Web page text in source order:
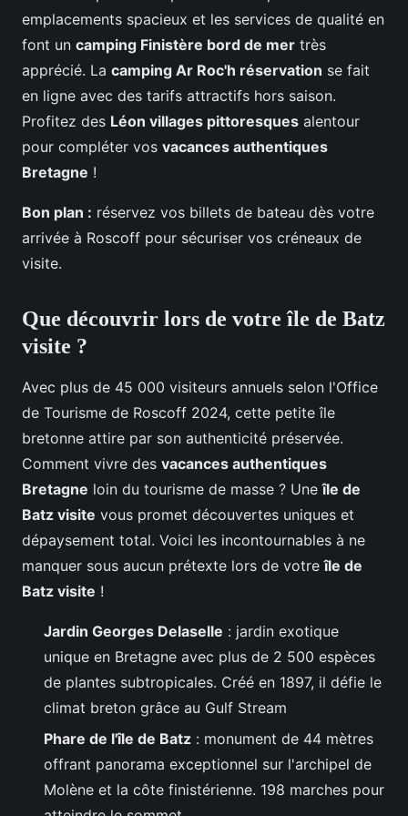
emplacements spacieux et les services de qualité en
font un camping Finistère bord de mer très
apprécié. La camping Ar Roc'h réservation se fait
en ligne avec des tarifs attractifs hors saison.
Profitez des Léon villages pittoresques alentour
pour compléter vos vacances authentiques
Bretagne !
Bon plan : réservez vos billets de bateau dès votre
arrivée à Roscoff pour sécuriser vos créneaux de
visite.
Que découvrir lors de votre île de Batz
visite ?
Avec plus de 45 000 visiteurs annuels selon l'Office
de Tourisme de Roscoff 2024, cette petite île
bretonne attire par son authenticité préservée.
Comment vivre des vacances authentiques
Bretagne loin du tourisme de masse ? Uneîle de
Batz visite vous promet découvertes uniques et
dépaysement total. Voici les incontournables à ne
manquer sous aucun prétexte lors de votreîle de
Batz visite !
Jardin Georges Delaselle : jardin exotique
unique en Bretagne avec plus de 2 500 espèces
de plantes subtropicales. Créé en 1897, il défie le
climat breton grâce au Gulf Stream
Phare de l'île de Batz : monument de 44 mètres
offrant panorama exceptionnel sur l'archipel de
Molène et la côte finistérienne. 198 marches pour